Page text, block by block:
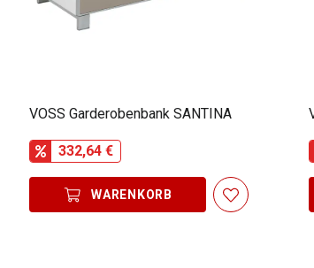
VOSS Garderobenbank SANTINA
332,64 €
WARENKORB